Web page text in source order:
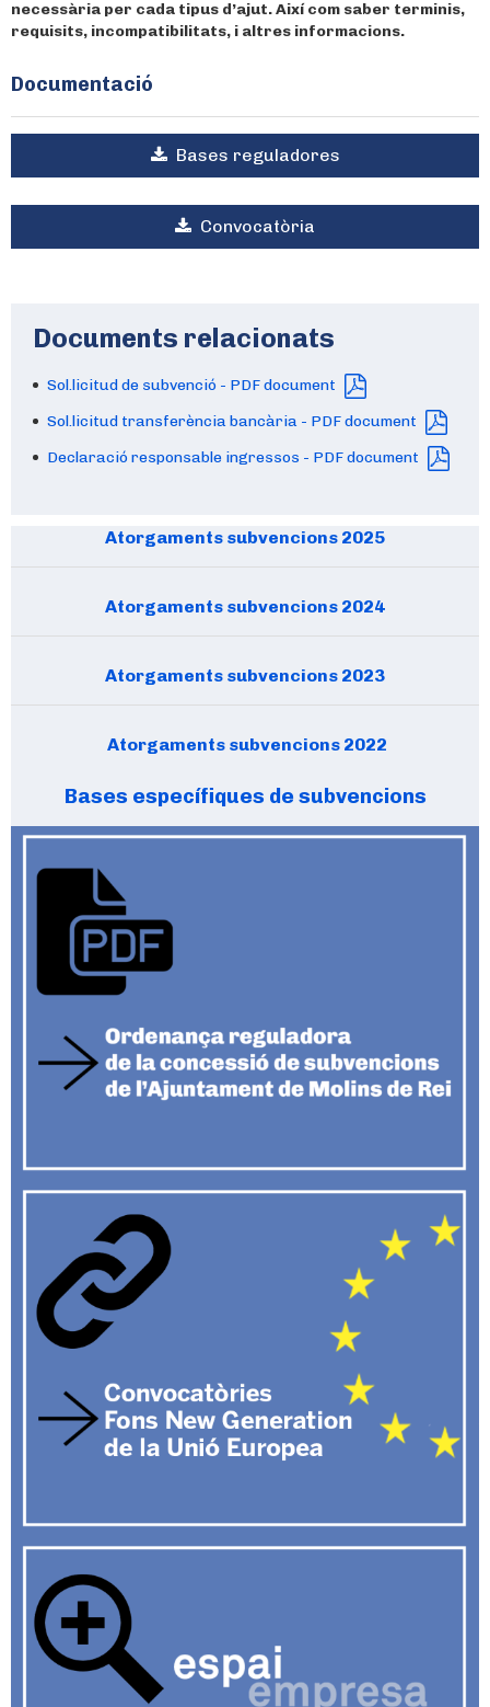
necessària per cada tipus d’ajut. Així com saber terminis,
requisits, incompatibilitats, i altres informacions.
Documentació
Bases reguladores
Convocatòria
Documents relacionats
Sol.licitud de subvenció - PDF document
Sol.licitud transferència bancària - PDF document
Declaració responsable ingressos - PDF document
Atorgaments subvencions 2025
Atorgaments subvencions 2024
Atorgaments subvencions 2023
Atorgaments subvencions 2022
Bases específiques de subvencions